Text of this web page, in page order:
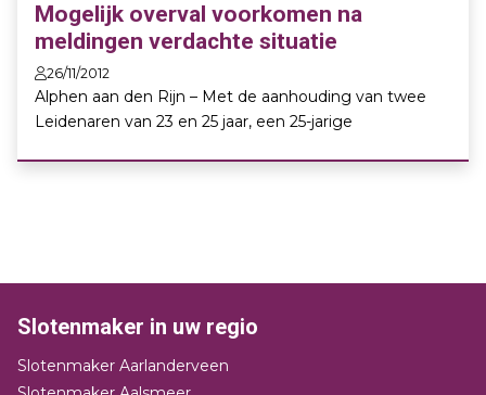
Mogelijk overval voorkomen na
meldingen verdachte situatie
26/11/2012
Alphen aan den Rijn – Met de aanhouding van twee
Leidenaren van 23 en 25 jaar, een 25-jarige
Slotenmaker in uw regio
Slotenmaker Aarlanderveen